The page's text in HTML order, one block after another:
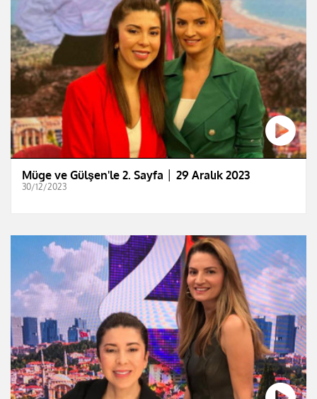
Müge ve Gülşen'le 2. Sayfa │ 29 Aralık 2023
30/12/2023